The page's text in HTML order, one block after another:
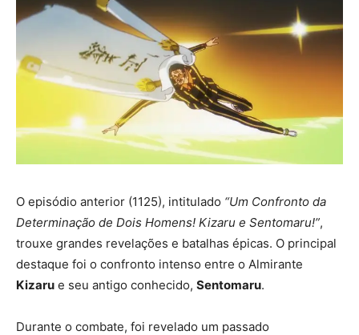
O episódio anterior (1125), intitulado “Um Confronto da
Determinação de Dois Homens! Kizaru e Sentomaru!”,
trouxe grandes revelações e batalhas épicas. O principal
destaque foi o confronto intenso entre o Almirante
Kizaru e seu antigo conhecido, Sentomaru.
Durante o combate, foi revelado um passado